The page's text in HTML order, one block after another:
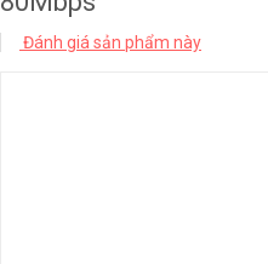
Đánh giá sản phẩm này